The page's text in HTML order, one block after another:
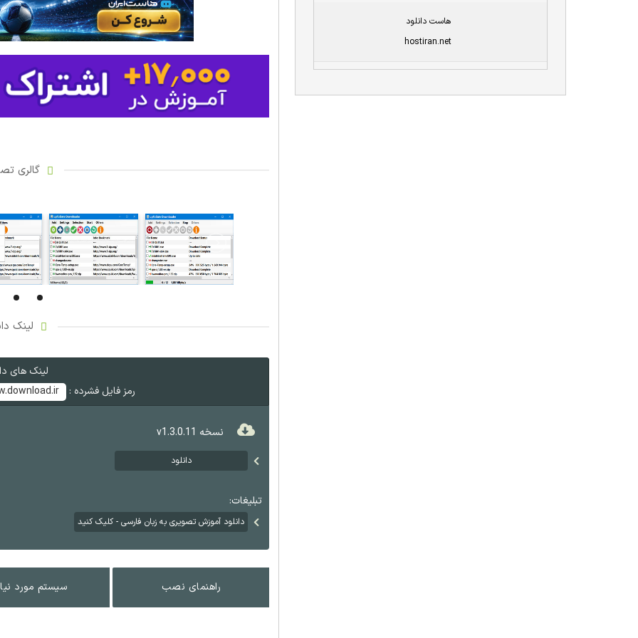
هاست دانلود
hostiran.net
گالری
لینک
لینک های
رمز فایل فشرده :
نسخه v1.3.0.11
دانلود
تبلیغات:
دانلود آموزش تصویری به زبان فارسی - کلیک کنید
راهنمای نصب سیستم مورد